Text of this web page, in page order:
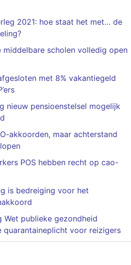
2021: hoe staat het met… de
middelbare scholen volledig open
met 8% vakantiegeld
nieuw pensioenstelsel mogelijk
akkoorden, maar achterstand
POS hebben recht op cao-
is bedreiging voor het
Wet publieke gezondheid
quarantaineplicht voor reizigers